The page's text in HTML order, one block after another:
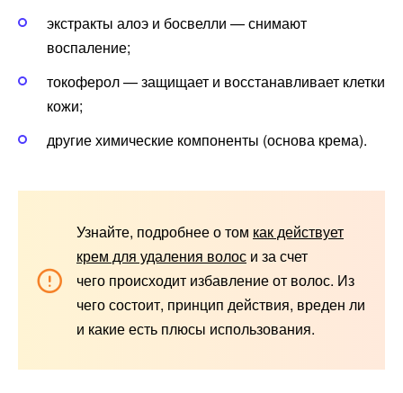
экстракты алоэ и босвелли — снимают
воспаление;
токоферол — защищает и восстанавливает клетки
кожи;
другие химические компоненты (основа крема).
Узнайте, подробнее о том как действует
крем для удаления волос и за счет
чего происходит избавление от волос. Из
чего состоит, принцип действия, вреден ли
и какие есть плюсы использования.